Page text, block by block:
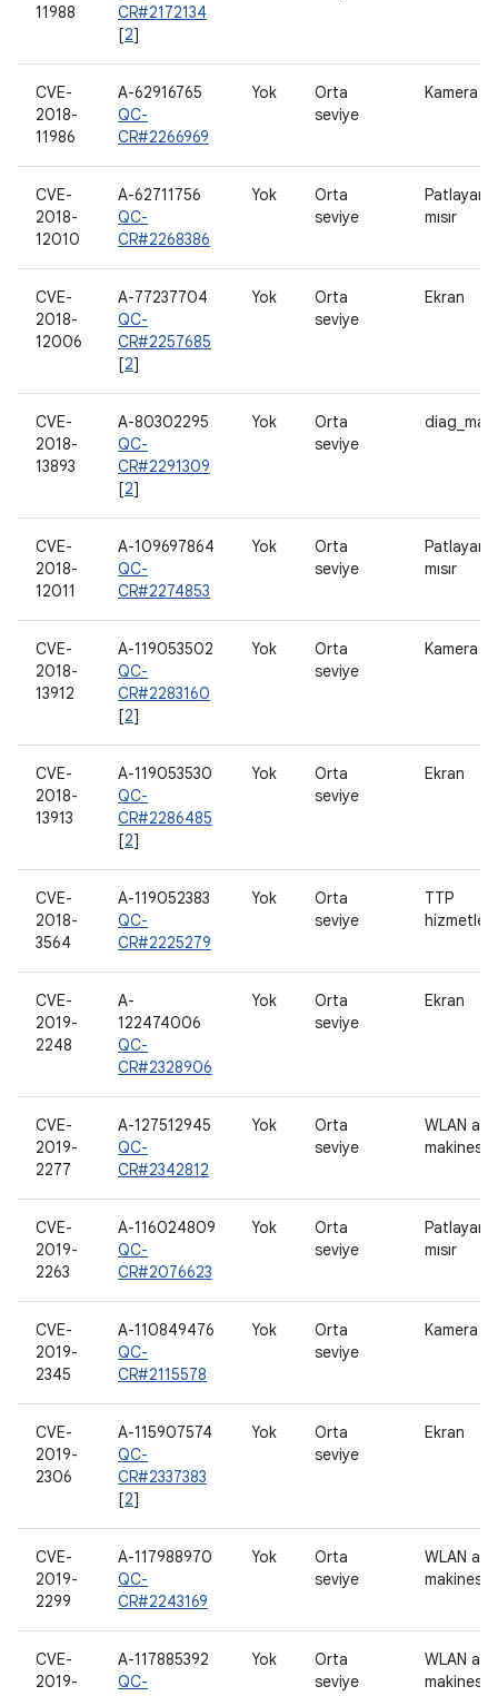
11988
CR#2172134
[2]
CVE-
2018-
11986
A-62916765
QC-
CR#2266969
Yok
Orta
seviye
Kamera
CVE-
2018-
12010
A-62711756
QC-
CR#2268386
Yok
Orta
seviye
Patlayan
mısır
CVE-
2018-
12006
A-77237704
QC-
CR#2257685
[2]
Yok
Orta
seviye
Ekran
CVE-
2018-
13893
A-80302295
QC-
CR#2291309
[2]
Yok
Orta
seviye
CVE-
2018-
12011
A-109697864
QC-
CR#2274853
Yok
Orta
seviye
Patlayan
mısır
CVE-
2018-
13912
A-119053502
QC-
CR#2283160
[2]
Yok
Orta
seviye
Kamera
CVE-
2018-
13913
A-119053530
QC-
CR#2286485
[2]
Yok
Orta
seviye
Ekran
CVE-
2018-
3564
A-119052383
QC-
CR#2225279
Yok
Orta
seviye
TTP
hizmetleri
CVE-
2019-
2248
A-
122474006
QC-
CR#2328906
Yok
Orta
seviye
Ekran
CVE-
2019-
2277
A-127512945
QC-
CR#2342812
Yok
Orta
seviye
WLAN ana
makinesi
CVE-
2019-
2263
A-116024809
QC-
CR#2076623
Yok
Orta
seviye
Patlayan
mısır
CVE-
2019-
2345
A-110849476
QC-
CR#2115578
Yok
Orta
seviye
Kamera
CVE-
2019-
2306
A-115907574
QC-
CR#2337383
[2]
Yok
Orta
seviye
Ekran
CVE-
2019-
2299
A-117988970
QC-
CR#2243169
Yok
Orta
seviye
WLAN ana
makinesi
CVE-
2019-
A-117885392
QC-
Yok
Orta
seviye
WLAN ana
makinesi